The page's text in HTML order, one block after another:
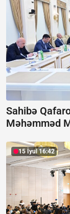
Sahibə
Məhəmməd
15 İyul 16:42